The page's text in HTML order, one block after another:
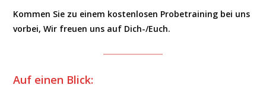
Kommen Sie zu einem kostenlosen Probetraining bei uns
vorbei, Wir freuen uns auf Dich-/Euch.
Auf einen Blick: